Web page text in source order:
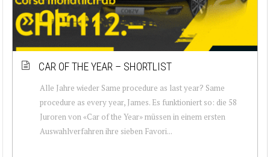
CAR OF THE YEAR – SHORTLIST
Alle Jahre wieder Same procedure as last year? Same
procedure as every year, James. Es funktioniert so: die 58
Juroren von «Car of the Year» müssen in einem ersten
Auswahlverfahren ihre sieben Favori...